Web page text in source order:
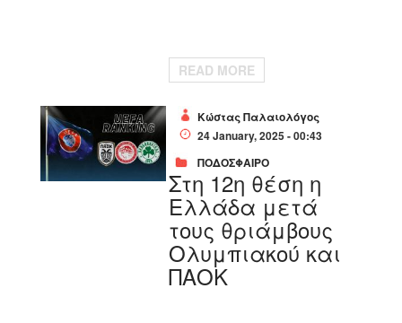
READ MORE
Κώστας Παλαιολόγος
24 January, 2025 - 00:43
ΠΟΔΟΣΦΑΙΡΟ
Στη 12η θέση η
Ελλάδα μετά
τους θριάμβους
Ολυμπιακού και
ΠΑΟΚ